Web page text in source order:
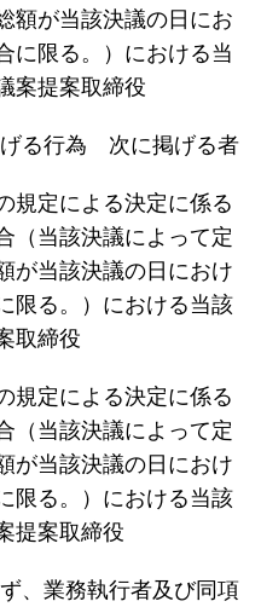
額が当該決議の日にお
に限る。）における当
案提案取締役
る行為 次に掲げる者
定による決定に係る
（当該決議によって定
が当該決議の日におけ
限る。）における当該
取締役
定による決定に係る
（当該決議によって定
が当該決議の日におけ
限る。）における当該
提案取締役
、業務執行者及び同項